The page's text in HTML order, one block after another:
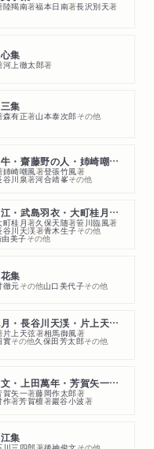
陸羯南著福本日南著長沢別天著
集
河上徹太郎著
集
森有正著山本泰次郎その他
明治文學全集 ４０ 高山樗牛・齋藤野の人・姉崎嘲風・登張竹風
姉崎嘲風著登張竹風著
谷川泉著河合靖峯その他
明治文學全集 ４１ 鹽井雨江・武島羽衣・大町桂月・久保天随
町桂月著久保天随著笹川臨風著
谷川天渓著青木生子その他
美子その他
集
徹元その他山口美代子その他
明治文學全集 ４３ 島村抱月・長谷川天渓・片上天弦・相馬御風
片上天弦著相馬御風著
實その他久保田芳太郎その他
明治文學全集 ４４ 落合直文・上田萬年・芳賀矢一・藤岡作太郎
賀矢一著藤岡作太郎著
作著芳賀檀著巖谷小波著
集